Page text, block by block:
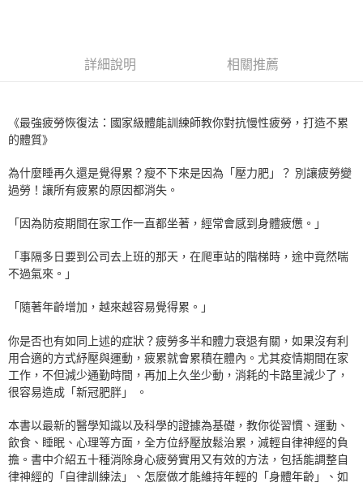
詳細說明 相關推薦
《最強疲勞恢復法：國家級體能訓練師教你對抗慢性疲勞，打造不累
的體質》
為什麼睡再久還是覺得累？瘦不下來是因為「壓力肥」？ 別讓疲勞變
過勞！讓所有疲累的原因都消失。
「因為防疫期間在家工作一直都坐著，經常會感到身體疲憊。」
「事隔多日要到公司去上班的那天，在爬車站的階梯時，途中竟然喘
不過氣來。」
「隨著年齡增加，越來越容易覺得累。」
你是否也有如同上述的症狀？疲勞多半和體力衰退有關，如果沒有利
用合適的方式紓壓與運動，疲累就會累積在體內。尤其疫情期間在家
工作，不但減少通勤時間，再加上久坐少動，消耗的卡路里減少了，
很容易造成「新冠肥胖」 。
本書以最新的醫學知識以及科學的證據為基礎，教你從習慣、運動、
飲食、睡眠、心理等方面，全方位紓壓放鬆治累，減輕自律神經的負
擔。書中介紹五十種消除身心疲勞實用又有效的方法，包括能調整自
律神經的「自律訓練法」、怎麼做才能維持年輕的「身體年齡」、如